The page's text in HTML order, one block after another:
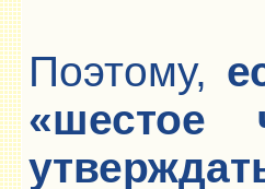
Поэтому,
«шестое